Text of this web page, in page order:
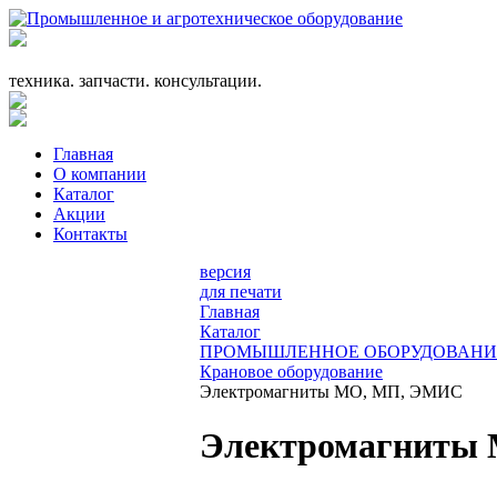
техника. запчасти. консультации.
Главная
О компании
Каталог
Акции
Контакты
версия
для печати
Главная
Каталог
ПРОМЫШЛЕННОЕ
Крановое оборудование
Электромагниты МО, МП, ЭМИС